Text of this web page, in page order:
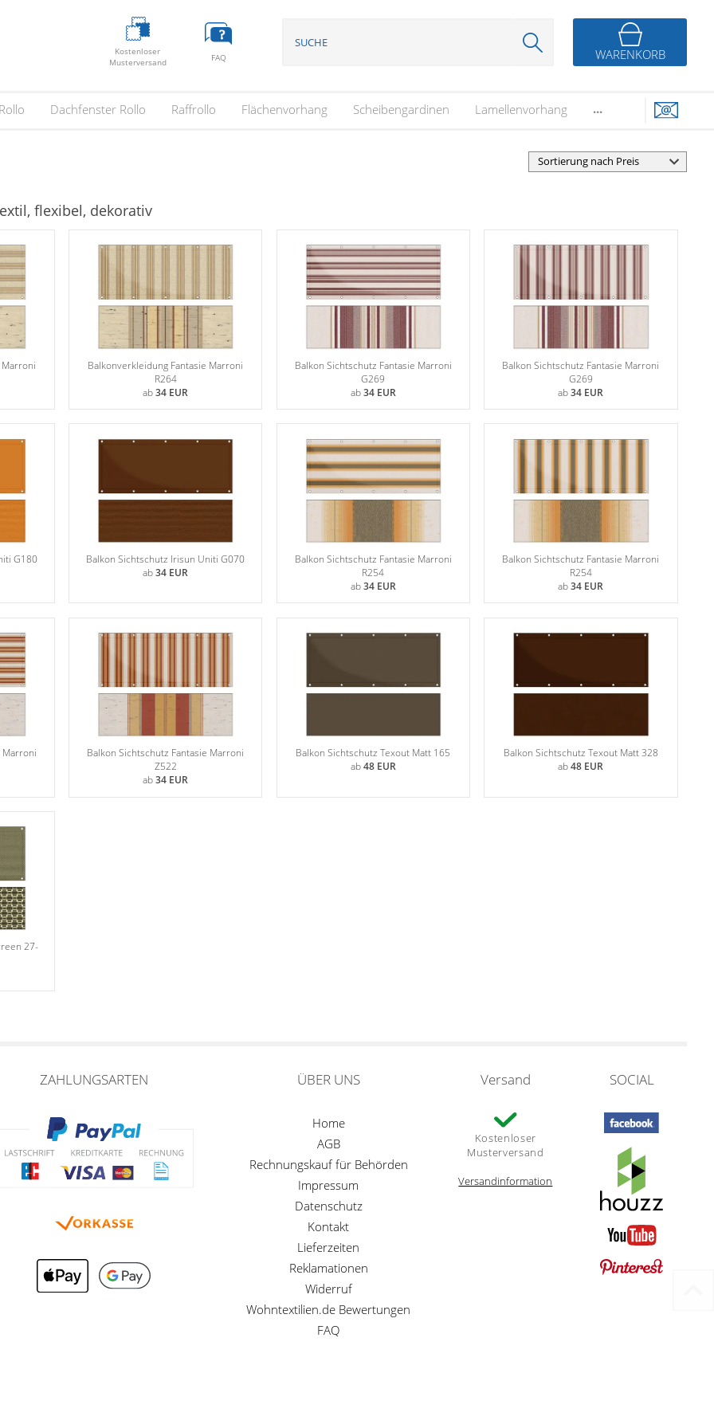
Kostenloser
Musterversand
FAQ WARENKORB
Rollo Dachfenster Rollo Raffrollo Flächenvorhang Scheibengardinen Lamellenvorhang ...
flexibel, dekorativ
Balkonverkleidung Fantasie Marroni
R264
ab34 EUR
Balkon Sichtschutz Fantasie Marroni
G269
ab34 EUR
Balkon Sichtschutz Fantasie Marroni
G269
ab34 EUR
G180
Balkon Sichtschutz Irisun Uniti G070
ab34 EUR
Balkon Sichtschutz Fantasie Marroni
R254
ab34 EUR
Balkon Sichtschutz Fantasie Marroni
R254
ab34 EUR
Marroni
Balkon Sichtschutz Fantasie Marroni
Z522
ab34 EUR
Balkon Sichtschutz Texout Matt 165
ab48 EUR
Balkon Sichtschutz Texout Matt 328
ab48 EUR
27-
ZAHLUNGSARTEN ÜBER UNS
Home
AGB
Rechnungskauf für Behörden
Impressum
Datenschutz
Kontakt
Lieferzeiten
Reklamationen
Widerruf
Wohntextilien.de Bewertungen
FAQ
Versand
Kostenloser
Musterversand
Versandinformation
SOCIAL